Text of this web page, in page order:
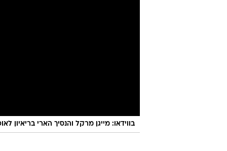
בווידאו: מייגן מרקל והנסיך הארי בריאיון